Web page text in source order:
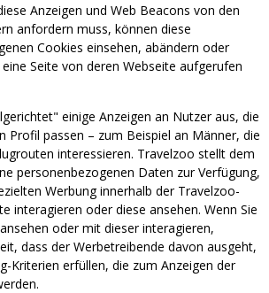
Anzeigen und Web Beacons von den
anfordern muss, können diese
Cookies einsehen, abändern oder
Seite von deren Webseite aufgerufen
einige Anzeigen an Nutzer aus, die
Profil passen – zum Beispiel an Männer, die
interessieren. Travelzoo stellt dem
personenbezogenen Daten zur Verfügung,
Werbung innerhalb der Travelzoo-
interagieren oder diese ansehen. Wenn Sie
oder mit dieser interagieren,
dass der Werbetreibende davon ausgeht,
Kriterien erfüllen, die zum Anzeigen der